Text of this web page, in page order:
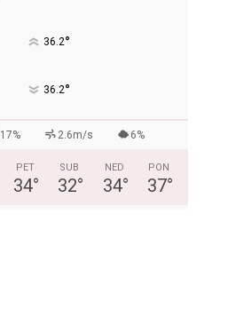
36.2°
36.2°
17% 2.6m/s 6%
PET
34°
SUB
32°
NED
34°
PON
37°